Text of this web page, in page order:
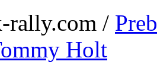
rally.com /
Holt